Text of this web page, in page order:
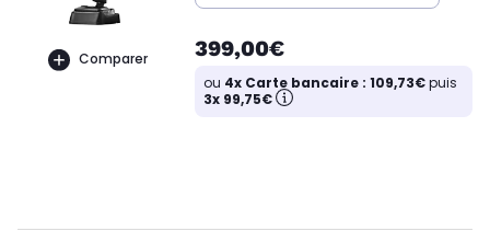
Comparer 399,00€
ou 4x Carte bancaire : 109,73€puis
3x 99,75€